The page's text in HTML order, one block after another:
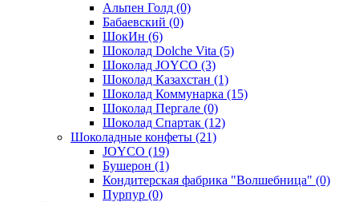
Альпен Голд (0)
Бабаевский (0)
ШокИн (6)
Шоколад Dolche Vita (5)
Шоколад JOYCO (3)
Шоколад Казахстан (1)
Шоколад Коммунарка (15)
Шоколад Пергале (0)
Шоколад Спартак (12)
Шоколадные конфеты (21)
JOYCO (19)
Бушерон (1)
Кондитерская фабрика "Волшебница" (0)
Пурпур (0)